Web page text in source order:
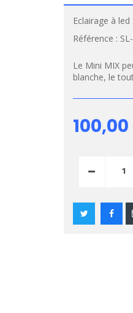
Eclairage à
Référence :
Le Mini MIX
blanche, le